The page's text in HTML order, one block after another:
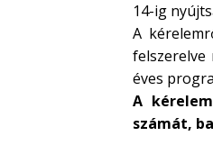
14-ig
A
felszerelve
éves
A
számát,